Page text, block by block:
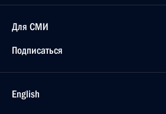
Для СМИ
Подписаться
English